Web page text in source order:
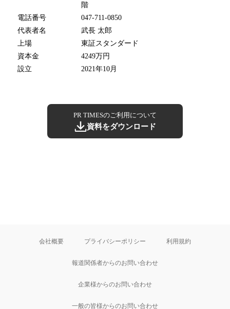
階
電話番号
047-711-0850
代表者名
武長 太郎
上場
東証スタンダード
資本金
4249万円
設立
2021年10月
PR TIMESのご利用について
資料をダウンロード
会社概要 プライバシーポリシー 利用規約
報道関係者からのお問い合わせ
企業様からのお問い合わせ
一般の皆様からのお問い合わせ